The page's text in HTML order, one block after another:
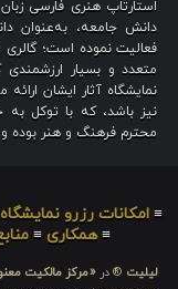
استارتاپ هنری فارسی
دانش جامعه، به‌عنوان
فعالیت نموده است؛ گالری
متعدد و بسیار
نمایشگاه آثار ایشان
نیز باشد، که با توکل به
محترم فرهنگ و هنر بوده
≡ امکانات رزرو نمایشگاه
≡همکاری ≡
لیلیت ® در «مرکز مالکیت